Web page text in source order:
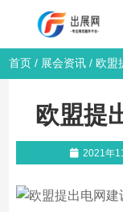
首页 / 展会资讯 / 欧盟
欧盟提
2021年